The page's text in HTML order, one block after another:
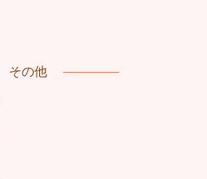
その他